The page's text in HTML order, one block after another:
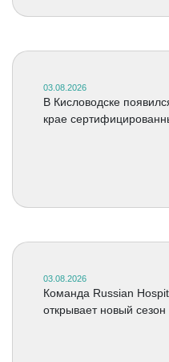
03.08.2026
В Кисловодске
крае
03.08.2026
Команда Russian
открывает новый сезон